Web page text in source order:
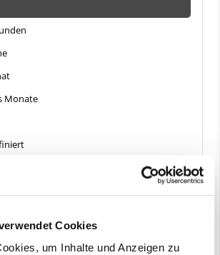
Cookies
um Inhalte und Anzeigen zu
Monate